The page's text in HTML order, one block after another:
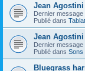
Jean Agostini
Dernier message
Publié dans
Jean Agostini
Dernier message
Publié dans Sons
Bluegrass